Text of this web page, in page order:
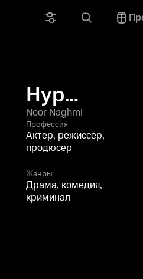
Нур
Нахми
Noor Naghmi
Профессия
Актер, режиссер,
продюсер
Жанры
Драма, комедия,
криминал